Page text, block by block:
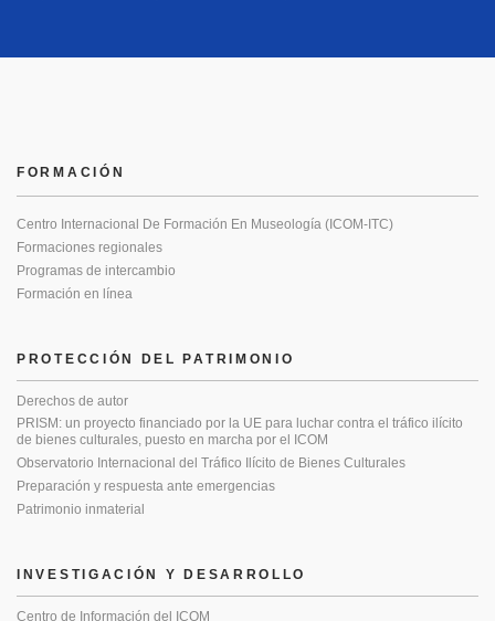
PROTECCIÓN DEL PATRIMONIO
Derechos de autor
PRISM: un proyecto financiado por la UE para luchar contra el tráfico ilícito
de bienes culturales, puesto en marcha por el ICOM
Observatorio Internacional del Tráfico Ilícito de Bienes Culturales
Preparación y respuesta ante emergencias
Patrimonio inmaterial
FORMACIÓN
Centro Internacional De Formación En Museología (ICOM-ITC)
Formaciones regionales
Programas de intercambio
Formación en línea
INVESTIGACIÓN Y DESARROLLO
Centro de Información del ICOM